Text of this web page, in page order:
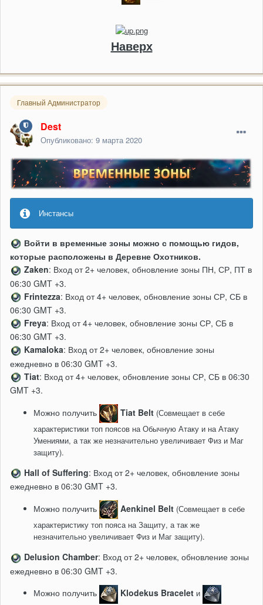
Наверх
Главный Администратор
Dest
Опубликовано: 9 марта 2020
Инстансы
Войти в временные зоны можно с помощью гидов,
которые расположены в Деревне Охотников.
Zaken: Вход от 2+ человек, обновление зоны ПН, СР, ПТ в
06:30 GMT +3.
Frintezza: Вход от 4+ человек, обновление зоны СР, СБ в
06:30 GMT +3.
Freya: Вход от 4+ человек, обновление зоны СР, СБ в
06:30 GMT +3.
Kamaloka: Вход от 2+ человек, обновление зоны
ежедневно в 06:30 GMT +3.
Tiat: Вход от 4+ человек, обновление зоны СР, СБ в 06:30
GMT +3.
Можно получить
Tiat Belt (Совмещает в себе
характеристики топ поясов на Обычную Атаку и на Атаку
Умениями, а так же незначительно увеличивает Физ и Маг
защиту).
Hall of Suffering: Вход от 2+ человек, обновление зоны
ежедневно в 06:30 GMT +3.
Можно получить
Aenkinel Belt (Совмещает в себе
характеристику топ пояса на Защиту, а так же
незначительно увеличивает Физ и Маг защиту).
Delusion Chamber: Вход от 2+ человек, обновление зоны
ежедневно в 06:30 GMT +3.
Можно получить
Klodekus Bracelet и